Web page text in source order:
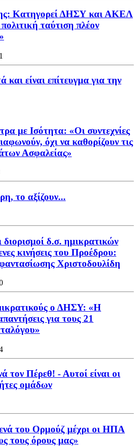
Κατηγορεί ΔΗΣΥ και ΑΚΕΛ
ταύτιση πλέον
και είναι επίτευγμα για την
με Ισότητα: «Οι συντεχνίες
όχι να καθορίζουν τις
Ασφαλείας»
το αξίζουν...
δ.σ. ημικρατικών
κινήσεις του Προέδρου:
Χριστοδουλίδη
ο ΔΗΣΥ: «Η
για τους 21
τον Πέρεθ! - Αυτοί είναι οι
ομάδων
του Ορμούζ μέχρι οι ΗΠΑ
τους όρους μας»